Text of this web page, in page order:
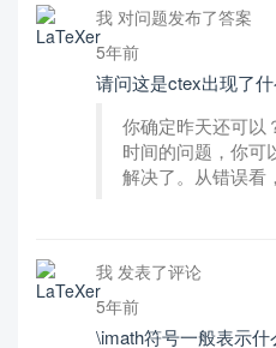
我 对问题发布了答案
5年前
请问这是ctex出现了什
你确定昨天还可以
时间的问题，你可
解决了。从错误看
我 发表了评论
5年前
\imath符号一般表示什